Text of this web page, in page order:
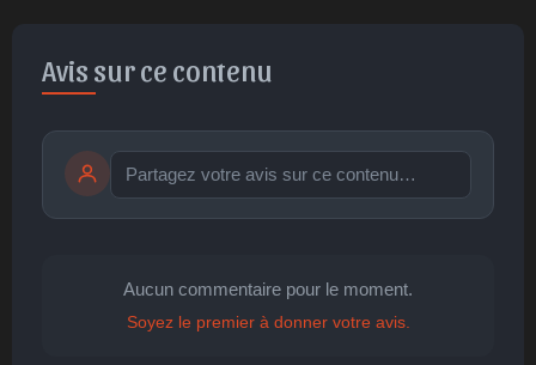
Avis sur ce contenu
publication immédiate Publier
Aucun commentaire pour le moment.
Soyez le premier à donner votre avis.